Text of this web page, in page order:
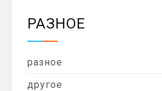
РАЗНОЕ
разное
другое